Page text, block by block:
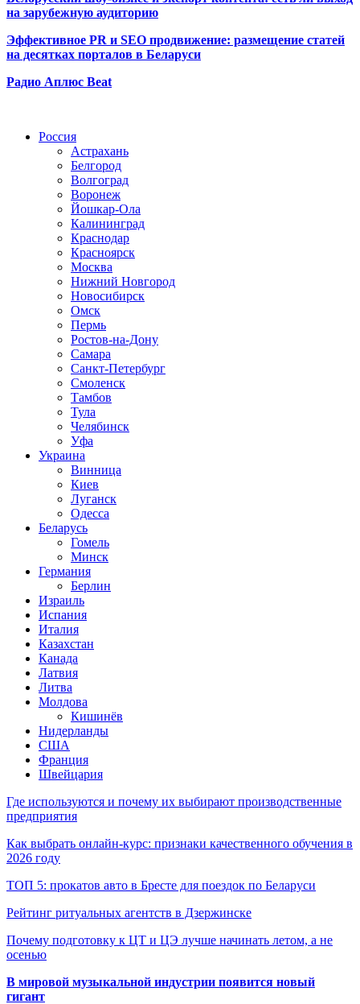
на зарубежную аудиторию
Эффективное PR и SEO продвижение: размещение статей
на десятках порталов в Беларуси
Радио Аплюс Beat
Россия
Астрахань
Белгород
Волгоград
Воронеж
Йошкар-Ола
Калининград
Краснодар
Красноярск
Москва
Нижний Новгород
Новосибирск
Омск
Пермь
Ростов-на-Дону
Самара
Санкт-Петербург
Смоленск
Тамбов
Тула
Челябинск
Уфа
Украина
Винница
Киев
Луганск
Одесса
Беларусь
Гомель
Минск
Германия
Берлин
Израиль
Испания
Италия
Казахстан
Канада
Латвия
Литва
Молдова
Кишинёв
Нидерланды
США
Франция
Швейцария
Где используются и почему их выбирают производственные
предприятия
Как выбрать онлайн-курс: признаки качественного обучения в
2026 году
ТОП 5: прокатов авто в Бресте для поездок по Беларуси
Рейтинг ритуальных агентств в Дзержинске
Почему подготовку к ЦТ и ЦЭ лучше начинать летом, а не
осенью
В мировой музыкальной индустрии появится новый
гигант